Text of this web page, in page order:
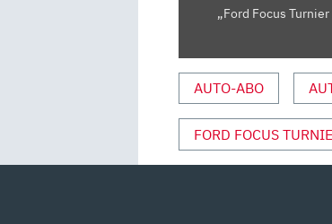
TEST/REVIEW
AUTO
MOTOR
UND
SPORT“
VON
YOUTUBE
„Ford Focus
AUTO-ABO
FORD FOCUS